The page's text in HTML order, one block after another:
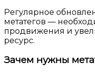
Регулярное
метатегов —
продвижения и
ресурс.
Зачем нужны